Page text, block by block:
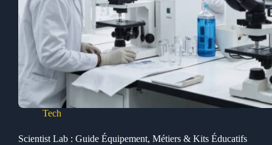
Tech
Scientist Lab : Guide Équipement, Métiers & Kits Éducatifs